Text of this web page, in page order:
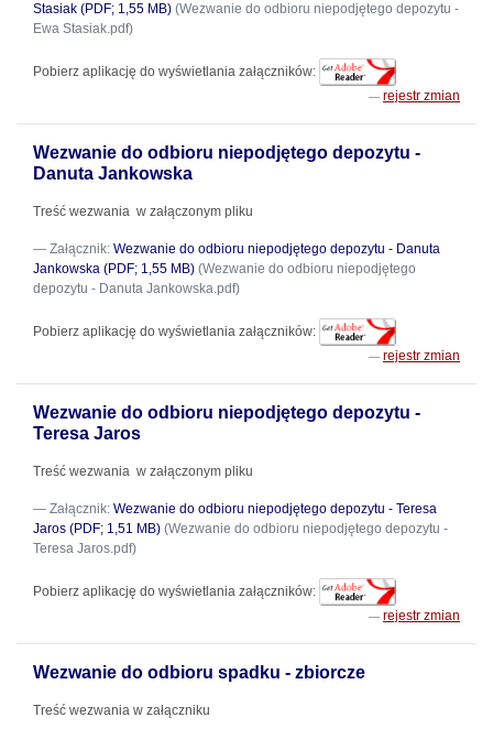
Stasiak (PDF; 1,55 MB) (Wezwanie do odbioru niepodjętego depozytu -
Ewa Stasiak.pdf)
Pobierz aplikację do wyświetlania załączników:
rejestr zmian
Wezwanie do odbioru niepodjętego depozytu -
Danuta Jankowska
Treść wezwania w załączonym pliku
Załącznik: Wezwanie do odbioru niepodjętego depozytu - Danuta
Jankowska (PDF; 1,55 MB) (Wezwanie do odbioru niepodjętego
depozytu - Danuta Jankowska.pdf)
Pobierz aplikację do wyświetlania załączników:
rejestr zmian
Wezwanie do odbioru niepodjętego depozytu -
Teresa Jaros
Treść wezwania w załączonym pliku
Załącznik: Wezwanie do odbioru niepodjętego depozytu - Teresa
Jaros (PDF; 1,51 MB) (Wezwanie do odbioru niepodjętego depozytu -
Teresa Jaros.pdf)
Pobierz aplikację do wyświetlania załączników:
rejestr zmian
Wezwanie do odbioru spadku - zbiorcze
Treść wezwania w załączniku